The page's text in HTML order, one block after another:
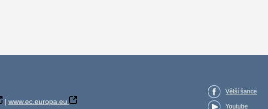
| www.ec.europa.eu
Větší šance
Youtube